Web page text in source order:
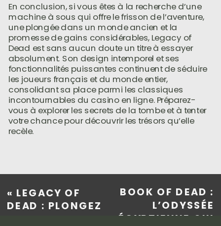
En conclusion, si vous êtes à la recherche d’une
machine à sous qui offre le frisson de l’aventure,
une plongée dans un monde ancien et la
promesse de gains considérables, Legacy of
Dead est sans aucun doute un titre à essayer
absolument. Son design intemporel et ses
fonctionnalités puissantes continuent de séduire
les joueurs français et du monde entier,
consolidant sa place parmi les classiques
incontournables du casino en ligne. Préparez-
vous à explorer les secrets de la tombe et à tenter
votre chance pour découvrir les trésors qu’elle
recèle.
BOOK OF DEAD :
L’ODYSSÉE
ÉGYPTIENNE QUI
« LEGACY OF
DEAD : PLONGEZ